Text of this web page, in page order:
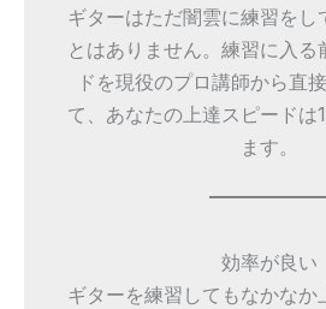
ギターはただ闇雲に練習をし
とはありません。練習に入る
ドを現役のプロ講師から直
て、あなたの上達スピードは
ます。
効率が良い
ギターを練習してもなかなか